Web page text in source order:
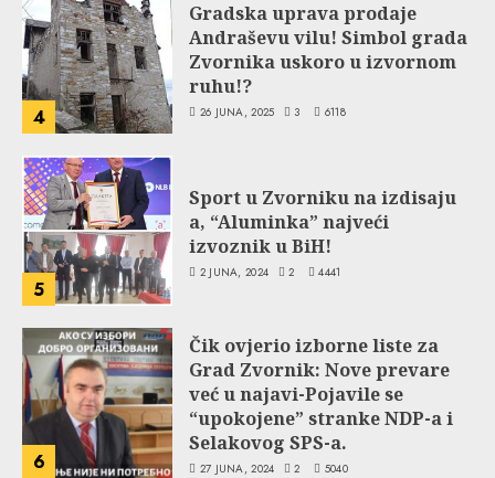
4
Gradska uprava prodaje
Andraševu vilu! Simbol grada
Zvornika uskoro u izvornom
ruhu!?
26 JUNA, 2025 3 6118
5
Sport u Zvorniku na izdisaju
a, “Aluminka” najveći
izvoznik u BiH!
2 JUNA, 2024 2 4441
6
Čik ovjerio izborne liste za
Grad Zvornik: Nove prevare
već u najavi-Pojavile se
“upokojene” stranke NDP-a i
Selakovog SPS-a.
27 JUNA, 2024 2 5040